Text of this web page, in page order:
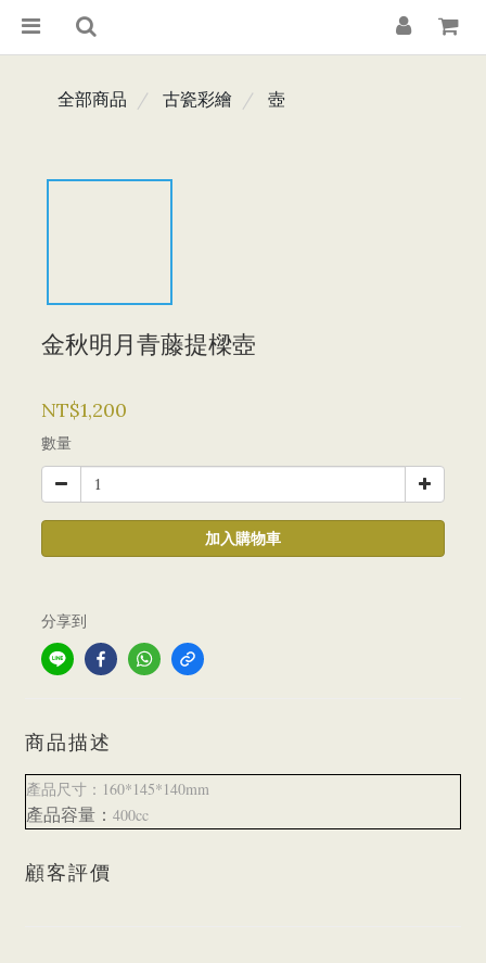
全部商品 古瓷彩繪 壺
金秋明月青藤提樑壺
NT$1,200
數量
加入購物車
分享到
商品描述
產品尺寸： 160*145*140mm
產品容量：400cc
顧客評價